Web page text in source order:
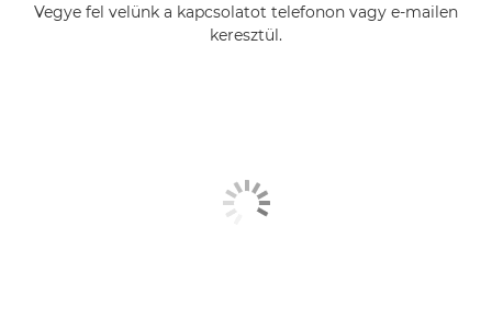
Vegye fel velünk a kapcsolatot telefonon vagy e-mailen
keresztül.